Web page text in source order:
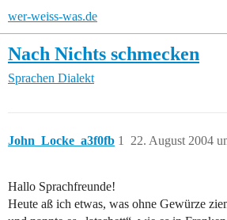
wer-weiss-was.de
Nach Nichts schmecken
Sprachen Dialekt
John_Locke_a3f0fb 22. August 2004
1
Hallo Sprachfreunde!
Heute aß ich etwas, was ohne Gewürze